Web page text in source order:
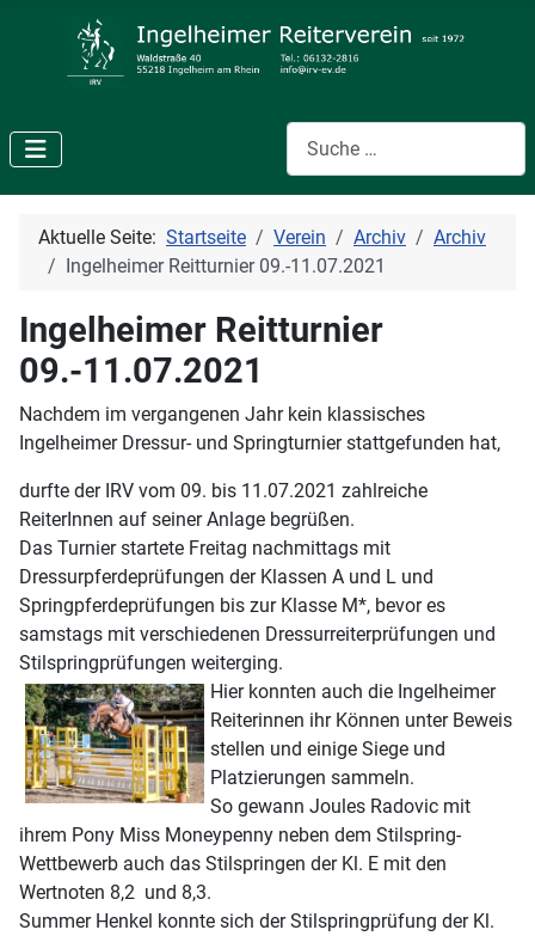
Suchen
Aktuelle Seite: Startseite Verein Archiv
Archiv
Ingelheimer Reitturnier 09.-11.07.2021
Ingelheimer Reitturnier
09.-11.07.2021
Nachdem im vergangenen Jahr kein klassisches
Ingelheimer Dressur- und Springturnier stattgefunden hat,
durfte der IRV vom 09. bis 11.07.2021 zahlreiche
ReiterInnen auf seiner Anlage begrüßen.
Das Turnier startete Freitag nachmittags mit
Dressurpferdeprüfungen der Klassen A und L und
Springpferdeprüfungen bis zur Klasse M*, bevor es
samstags mit verschiedenen Dressurreiterprüfungen und
Stilspringprüfungen weiterging.
Hier konnten auch die Ingelheimer
Reiterinnen ihr Können unter Beweis
stellen und einige Siege und
Platzierungen sammeln.
So gewann Joules Radovic mit
ihrem Pony Miss Moneypenny neben dem Stilspring-
Wettbewerb auch das Stilspringen der Kl. E mit den
Wertnoten 8,2 und 8,3.
Summer Henkel konnte sich der Stilspringprüfung der Kl.